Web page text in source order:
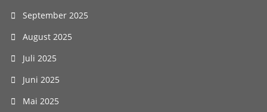
September 2025
August 2025
Juli 2025
Juni 2025
Mai 2025